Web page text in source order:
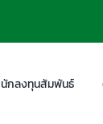
นักลงทุนสัมพันธ์